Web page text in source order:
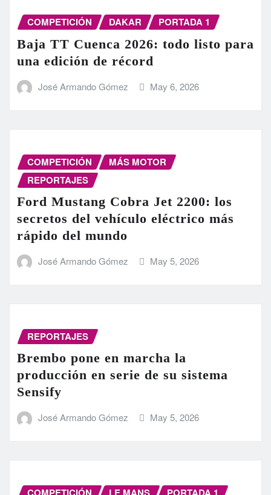
COMPETICIÓN DAKAR PORTADA 1
Baja TT Cuenca 2026: todo listo para
una edición de récord
José Armando Gómez May 6, 2026
COMPETICIÓN
MÁS MOTOR
REPORTAJES
Ford Mustang Cobra Jet 2200: los
secretos del vehículo eléctrico más
rápido del mundo
José Armando Gómez May 5, 2026
REPORTAJES
Brembo pone en marcha la
producción en serie de su sistema
Sensify
José Armando Gómez May 5, 2026